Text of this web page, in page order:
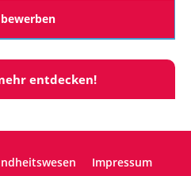
entdecken!
Impressum